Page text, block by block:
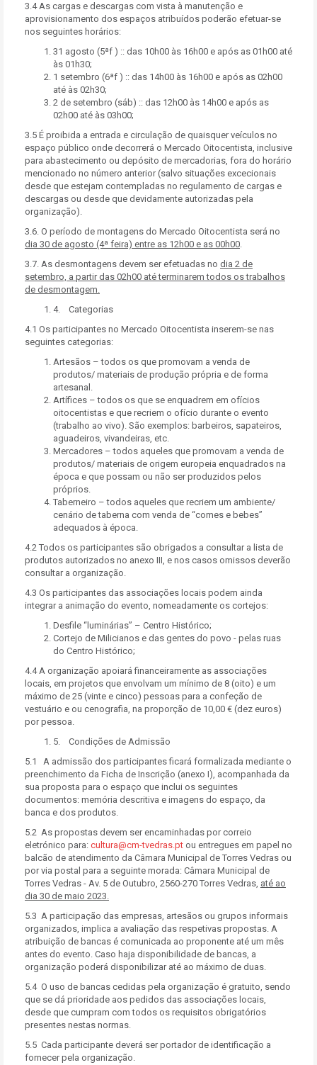
3.4 As cargas e descargas com vista à manutenção e
aprovisionamento dos espaços atribuídos poderão efetuar-se
nos seguintes horários:
31 agosto (5ªf ) :: das 10h00 às 16h00 e após as 01h00 até
às 01h30;
1 setembro (6ªf ) :: das 14h00 às 16h00 e após as 02h00
até às 02h30;
2 de setembro (sáb) :: das 12h00 às 14h00 e após as
02h00 até às 03h00;
3.5 É proibida a entrada e circulação de quaisquer veículos no
espaço público onde decorrerá o Mercado Oitocentista, inclusive
para abastecimento ou depósito de mercadorias, fora do horário
mencionado no número anterior (salvo situações excecionais
desde que estejam contempladas no regulamento de cargas e
descargas ou desde que devidamente autorizadas pela
organização).
3.6. O período de montagens do Mercado Oitocentista será no
dia 30 de agosto (4ª feira) entre as 12h00 e as 00h00.
3.7. As desmontagens devem ser efetuadas no dia 2 de
setembro, a partir das 02h00 até terminarem todos os trabalhos
de desmontagem.
4. Categorias
4.1 Os participantes no Mercado Oitocentista inserem-se nas
seguintes categorias:
Artesãos – todos os que promovam a venda de
produtos/ materiais de produção própria e de forma
artesanal.
Artífices – todos os que se enquadrem em ofícios
oitocentistas e que recriem o ofício durante o evento
(trabalho ao vivo). São exemplos: barbeiros, sapateiros,
aguadeiros, vivandeiras, etc.
Mercadores – todos aqueles que promovam a venda de
produtos/ materiais de origem europeia enquadrados na
época e que possam ou não ser produzidos pelos
próprios.
Taberneiro – todos aqueles que recriem um ambiente/
cenário de taberna com venda de “comes e bebes”
adequados à época.
4.2 Todos os participantes são obrigados a consultar a lista de
produtos autorizados no anexo III, e nos casos omissos deverão
consultar a organização.
4.3 Os participantes das associações locais podem ainda
integrar a animação do evento, nomeadamente os cortejos:
Desfile “luminárias” – Centro Histórico;
Cortejo de Milicianos e das gentes do povo - pelas ruas
do Centro Histórico;
4.4 A organização apoiará financeiramente as associações
locais, em projetos que envolvam um mínimo de 8 (oito) e um
máximo de 25 (vinte e cinco) pessoas para a confeção de
vestuário e ou cenografia, na proporção de 10,00 € (dez euros)
por pessoa.
5. Condições de Admissão
5.1 A admissão dos participantes ficará formalizada mediante o
preenchimento da Ficha de Inscrição (anexo I), acompanhada da
sua proposta para o espaço que inclui os seguintes
documentos: memória descritiva e imagens do espaço, da
banca e dos produtos.
5.2 As propostas devem ser encaminhadas por correio
eletrónico para: cultura@cm-tvedras.pt ou entregues em papel no
balcão de atendimento da Câmara Municipal de Torres Vedras ou
por via postal para a seguinte morada: Câmara Municipal de
Torres Vedras - Av. 5 de Outubro, 2560-270 Torres Vedras, até ao
dia 30 de maio 2023.
5.3 A participação das empresas, artesãos ou grupos informais
organizados, implica a avaliação das respetivas propostas. A
atribuição de bancas é comunicada ao proponente até um mês
antes do evento. Caso haja disponibilidade de bancas, a
organização poderá disponibilizar até ao máximo de duas.
5.4 O uso de bancas cedidas pela organização é gratuito, sendo
que se dá prioridade aos pedidos das associações locais,
desde que cumpram com todos os requisitos obrigatórios
presentes nestas normas.
5.5 Cada participante deverá ser portador de identificação a
fornecer pela organização.